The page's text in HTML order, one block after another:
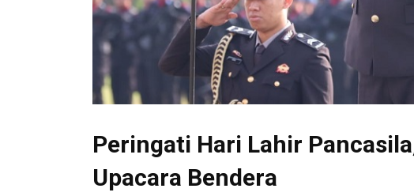
Peringati Hari Lahir
Upacara Bendera